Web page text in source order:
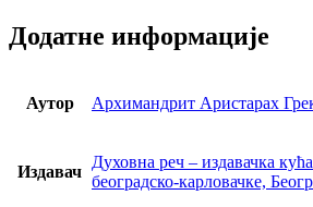
Додатне информације
Аутор Архимандрит Аристарах
Издавач
Духовна реч – издавачка
београдско-карловачке,